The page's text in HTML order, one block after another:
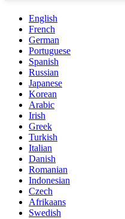
English
French
German
Portuguese
Spanish
Russian
Japanese
Korean
Arabic
Irish
Greek
Turkish
Italian
Danish
Romanian
Indonesian
Czech
Afrikaans
Swedish